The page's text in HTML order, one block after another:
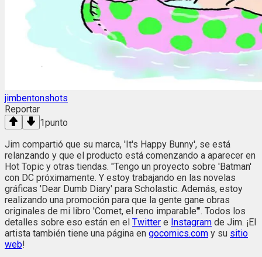
jimbentonshots
Reportar
1punto
Jim compartió que su marca, 'It's Happy Bunny', se está
relanzando y que el producto está comenzando a aparecer en
Hot Topic y otras tiendas. "Tengo un proyecto sobre 'Batman'
con DC próximamente. Y estoy trabajando en las novelas
gráficas 'Dear Dumb Diary' para Scholastic. Además, estoy
realizando una promoción para que la gente gane obras
originales de mi libro 'Comet, el reno imparable'". Todos los
detalles sobre eso están en el Twitter e Instagram de Jim. ¡El
artista también tiene una página en gocomics.com y su sitio
web!